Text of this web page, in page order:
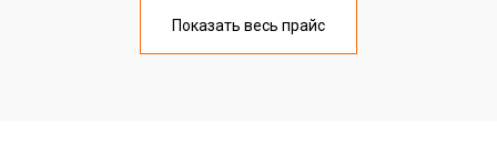
Показать весь прайс